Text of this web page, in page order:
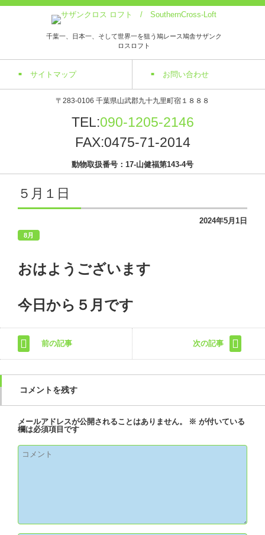
千葉一、日本一、そして世界一を狙う鳩レース鳩舎サザンク
ロスロフト
サイトマップ お問い合わせ
〒283-0106 千葉県山武郡九十九里町宿１８８８
TEL:090-1205-2146
FAX:0475-71-2014
動物取扱番号：17-山健福第143-4号
５月１日
2024年5月1日
8月
おはようございます
今日から５月です
前の記事 次の記事
コメントを残す
メールアドレスが公開されることはありません。 ※ が付いている
欄は必須項目です